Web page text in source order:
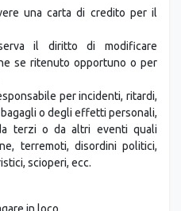
il diritto di modificare
se ritenuto opportuno o per
per incidenti, ritardi,
o degli effetti personali,
terzi o da altri eventi quali
terremoti, disordini politici,
scioperi, ecc.
in loco
indicazione